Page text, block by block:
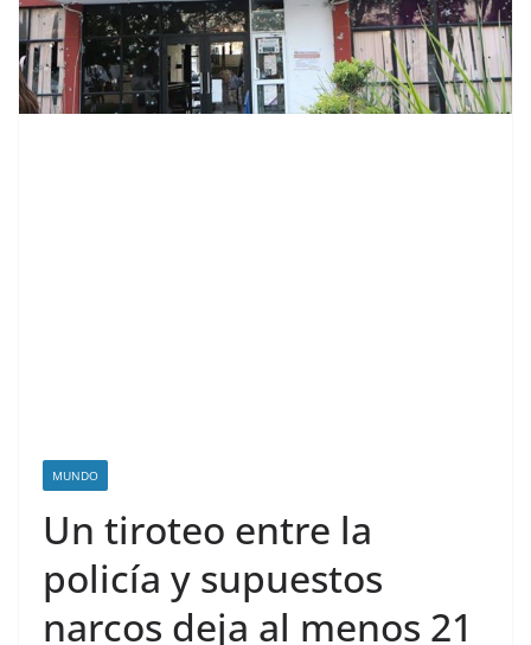
MUNDO
Un tiroteo entre la
policía y supuestos
narcos deja al menos 21